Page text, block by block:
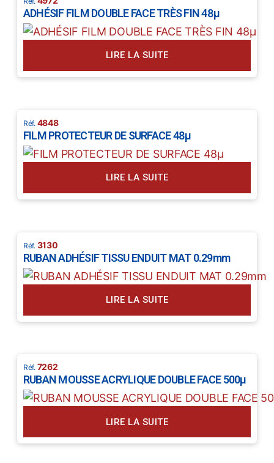
ADHÉSIF FILM DOUBLE FACE TRÈS FIN 48µ
LIRE LA SUITE
FILM PROTECTEUR DE SURFACE 48µ
4848
LIRE LA SUITE
RUBAN ADHÉSIF TISSU ENDUIT MAT 0.29mm
3130
LIRE LA SUITE
RUBAN MOUSSE ACRYLIQUE DOUBLE FACE 500µ
7262
LIRE LA SUITE